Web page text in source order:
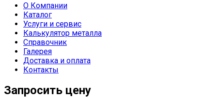
О Компании
Каталог
Услуги и сервис
Калькулятор металла
Справочник
Галерея
Доставка и оплата
Контакты
Запросить цену